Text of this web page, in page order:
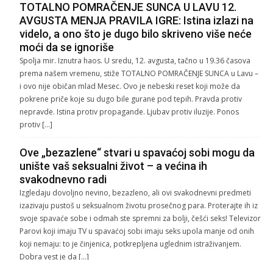
TOTALNO POMRAČENJE SUNCA U LAVU 12.
AVGUSTA MENJA PRAVILA IGRE: Istina izlazi na
videlo, a ono što je dugo bilo skriveno više neće
moći da se ignoriše
Spolja mir. Iznutra haos. U sredu, 12. avgusta, tačno u 19.36 časova
prema našem vremenu, stiže TOTALNO POMRAČENJE SUNCA u Lavu –
i ovo nije običan mlad Mesec. Ovo je nebeski reset koji može da
pokrene priče koje su dugo bile gurane pod tepih. Pravda protiv
nepravde. Istina protiv propagande. Ljubav protiv iluzije. Ponos
protiv […]
Ove „bezazlene“ stvari u spavaćoj sobi mogu da
unište vaš seksualni život – a većina ih
svakodnevno radi
Izgledaju dovoljno nevino, bezazleno, ali ovi svakodnevni predmeti
izazivaju pustoš u seksualnom životu prosečnog para. Proterajte ih iz
svoje spavaće sobe i odmah ste spremni za bolji, češći seks! Televizor
Parovi koji imaju TV u spavaćoj sobi imaju seks upola manje od onih
koji nemaju: to je činjenica, potkrepljena uglednim istraživanjem.
Dobra vest je da […]